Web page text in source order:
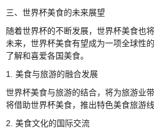
三、世界杯美食的未来展望
随着世界杯的不断发展，世界杯美食也
未来，世界杯美食有望成为一项全球性
了解和喜爱各国美食。
1. 美食与旅游的融合发展
世界杯美食与旅游的结合，将为旅游业
将借助世界杯美食，推出特色美食旅游
2. 美食文化的国际交流